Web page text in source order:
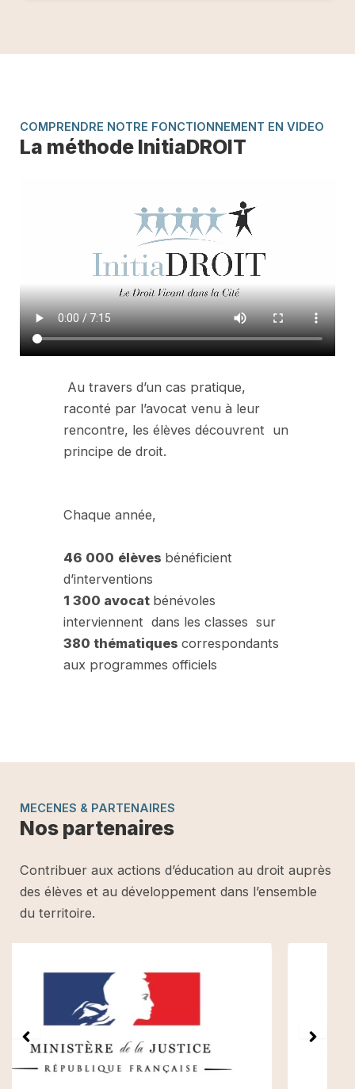
COMPRENDRE NOTRE FONCTIONNEMENT EN VIDEO
La méthode InitiaDROIT
Au travers d’un cas pratique,
raconté par l’avocat venu à leur
rencontre, les élèves découvrent un
principe de droit.
Chaque année,
46 000 élèves bénéficient
d’interventions
1 300 avocat bénévoles
interviennent dans les classes sur
380 thématiquescorrespondants
aux programmes officiels
MECENES & PARTENAIRES
Nos partenaires
Contribuer aux actions d’éducation au droit auprès
des élèves et au développement dans l’ensemble
du territoire.